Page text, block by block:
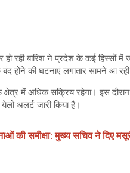
रही बारिश ने प्रदेश के कई हिस्सों में
होने की घटनाएं लगातार सामने आ
में अधिक सक्रिय रहेगा। इस दौरान
अलर्ट जारी किया है।
की समीक्षा: मुख्य सचिव ने दिए